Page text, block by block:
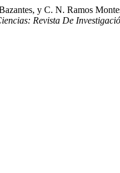
y C. N. Ramos
Revista De